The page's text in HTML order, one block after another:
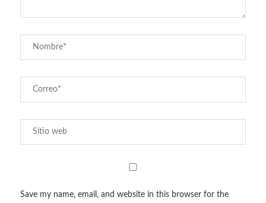
Save my name, email, and website in this browser for the